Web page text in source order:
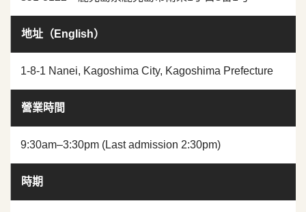
地址（English）
1-8-1 Nanei, Kagoshima City, Kagoshima Prefecture
營業時間
9:30am–3:30pm (Last admission 2:30pm)
時期